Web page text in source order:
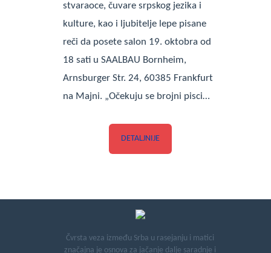
stvaraoce, čuvare srpskog jezika i
kulture, kao i ljubitelje lepe pisane
reči da posete salon 19. oktobra od
18 sati u SAALBAU Bornheim,
Arnsburger Str. 24, 60385 Frankfurt
na Majni. „Očekuju se brojni pisci…
DETALJNIJE
Čvrsta veza između Srba u rasejanju i matici
značajna je osnova za jačanje dalje saradnje i